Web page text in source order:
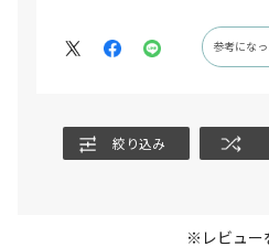
参考になっ
絞り込み
※レビュー